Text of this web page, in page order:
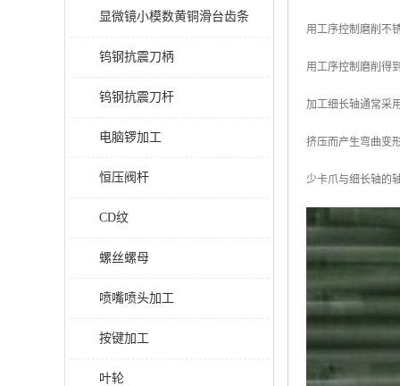
显微镜小模数黄铜滑台齿条
钨钢抗震刀柄
钨钢抗震刀杆
电脑锣加工
恒压阀杆
CD纹
螺丝螺母
喷嘴喷头加工
按键加工
叶轮
用工序控制磨削不
用工序控制磨削得
加工细长轴通常采
挤压而产生弯曲变
少卡爪与细长轴的